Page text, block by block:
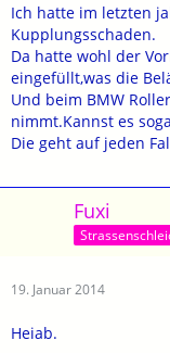
Ich hatte im letzten
Kupplungsschaden.
Da hatte wohl der
eingefüllt,was die
Und beim BMW
nimmt.Kannst es
Die geht auf jeden
Fuxi
19. Januar 2014
Heiab.